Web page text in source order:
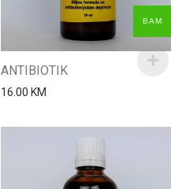
ANTIBIOTIK
16.00 KM
BAM